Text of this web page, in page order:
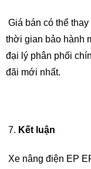
Giá bán có thể
thời gian bảo hành
đại lý phân phối
đãi mới nhất.
Kết luận
Xe nâng điện EP